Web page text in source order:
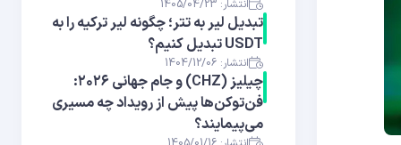
انتشار: 1405/04/23
تبدیل لیر به تتر؛ چگونه لیر ترکیه را به
USDT تبدیل کنیم؟
انتشار: 1404/12/06
چیلیز (CHZ) و جام جهانی ۲۰۲۶:
فن‌توکن‌ها پیش از رویداد چه مسیری
می‌پیمایند؟